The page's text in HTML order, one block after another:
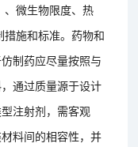
、微生物限度、热
施和标准。药物和
制药应尽量按照与
通过质量源于设计
注射剂，需客观
料间的相容性，并